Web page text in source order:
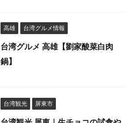
高雄 台湾グルメ情報
台湾グルメ 高雄【劉家酸菜白肉
鍋】
台湾観光 屏東市